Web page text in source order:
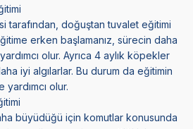
tarafından, doğuştan tuvalet eğitimi
erken başlamanız, sürecin daha
olur. Ayrıca 4 aylık köpekler
iyi algılarlar. Bu durum da eğitimin
olur.
büyüdüğü için komutlar konusunda